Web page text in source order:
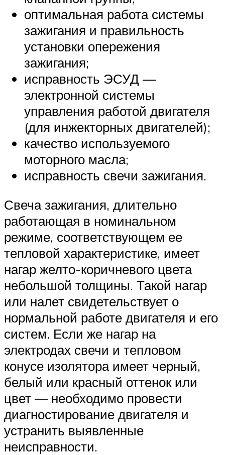
оптимальная работа системы
зажигания и правильность
установки опережения
зажигания;
исправность ЭСУД —
электронной системы
управления работой двигателя
(для инжекторных двигателей);
качество используемого
моторного масла;
исправность свечи зажигания.
Свеча зажигания, длительно
работающая в номинальном
режиме, соответствующем ее
тепловой характеристике, имеет
нагар желто-коричневого цвета
небольшой толщины. Такой нагар
или налет свидетельствует о
нормальной работе двигателя и его
систем. Если же нагар на
электродах свечи и тепловом
конусе изолятора имеет черный,
белый или красный оттенок или
цвет — необходимо провести
диагностирование двигателя и
устранить выявленные
неисправности.